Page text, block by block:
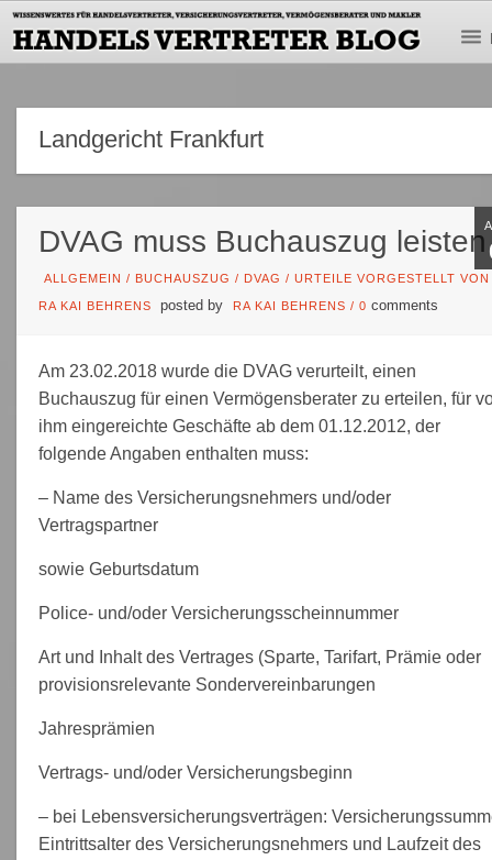
Landgericht Frankfurt
DVAG muss Buchauszug leisten
ALLGEMEIN / BUCHAUSZUG / DVAG / URTEILE VORGESTELLT VON
RA KAI BEHRENS posted by RA KAI BEHRENS / 0 comments
Am 23.02.2018 wurde die DVAG verurteilt, einen
Buchauszug für einen Vermögensberater zu erteilen, für
ihm eingereichte Geschäfte ab dem 01.12.2012, der
folgende Angaben enthalten muss:
– Name des Versicherungsnehmers und/oder
Vertragspartner
sowie Geburtsdatum
Police- und/oder Versicherungsscheinnummer
Art und Inhalt des Vertrages (Sparte, Tarifart, Prämie oder
provisionsrelevante Sondervereinbarungen
Jahresprämien
Vertrags- und/oder Versicherungsbeginn
– bei Lebensversicherungsverträgen:
Eintrittsalter des Versicherungsnehmers und Laufzeit des